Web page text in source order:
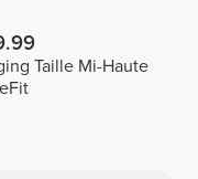
Taille Mi-Haute